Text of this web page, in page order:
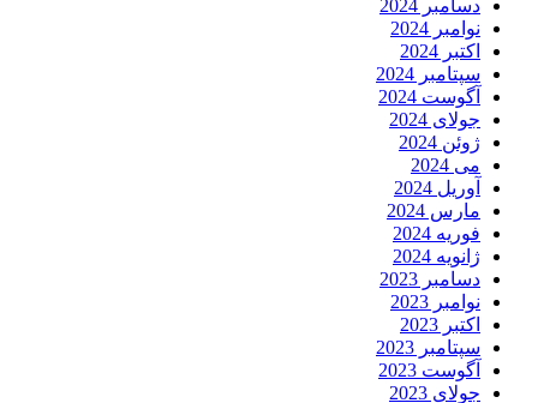
دسامبر 2024
نوامبر 2024
اکتبر 2024
سپتامبر 2024
آگوست 2024
جولای 2024
ژوئن 2024
می 2024
آوریل 2024
مارس 2024
فوریه 2024
ژانویه 2024
دسامبر 2023
نوامبر 2023
اکتبر 2023
سپتامبر 2023
آگوست 2023
جولای 2023